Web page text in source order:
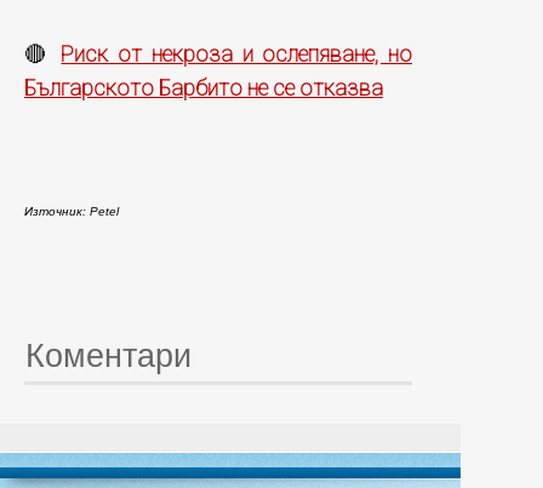
🔴 Риск от некроза и ослепяване, но
Българското Барбито не се отказва
Източник: Petel
Коментари